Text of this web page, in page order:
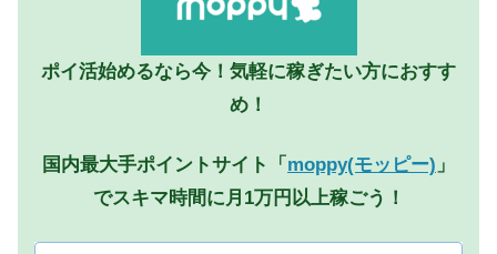
ポイ活始めるなら今！気軽に稼ぎたい方におすす
め！
国内最大手ポイントサイト「 moppy(モッピー) 」
でスキマ時間に月1万円以上稼ごう！